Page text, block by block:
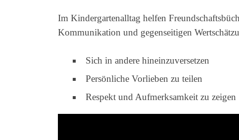
Im Kindergartenalltag helfen
Kommunikation und gegenseitigen
Sich in andere hineinzuversetzen
Persönliche Vorlieben zu teilen
Respekt und Aufmerksamkeit zu zeigen